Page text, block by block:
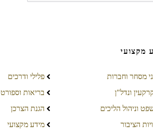
מקצועי
מסחר וחברות
ונדל"ן
וניהול הליכים
הציבור
פלילי ודרכים
בריאות וספורט
הגנת הצרכן
מידע מקצועי